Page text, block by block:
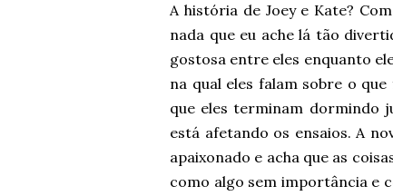
A história de Joey e Kate?
nada que eu ache lá tão
gostosa entre eles enquanto
na qual eles falam sobre o
que eles terminam dormindo
está afetando os ensaios. A
apaixonado e acha que as
como algo sem importância e